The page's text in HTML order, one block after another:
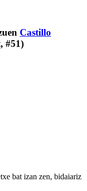
Castillo
#51)
bat izan zen, bidaiariz